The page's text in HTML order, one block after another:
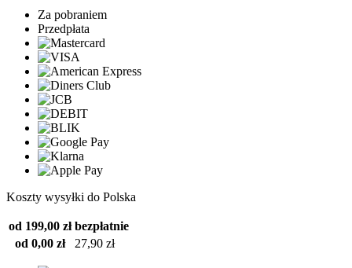
Za pobraniem
Przedpłata
Koszty wysyłki do Polska
od 199,00 zł bezpłatnie
od 0,00 zł
27,90 zł